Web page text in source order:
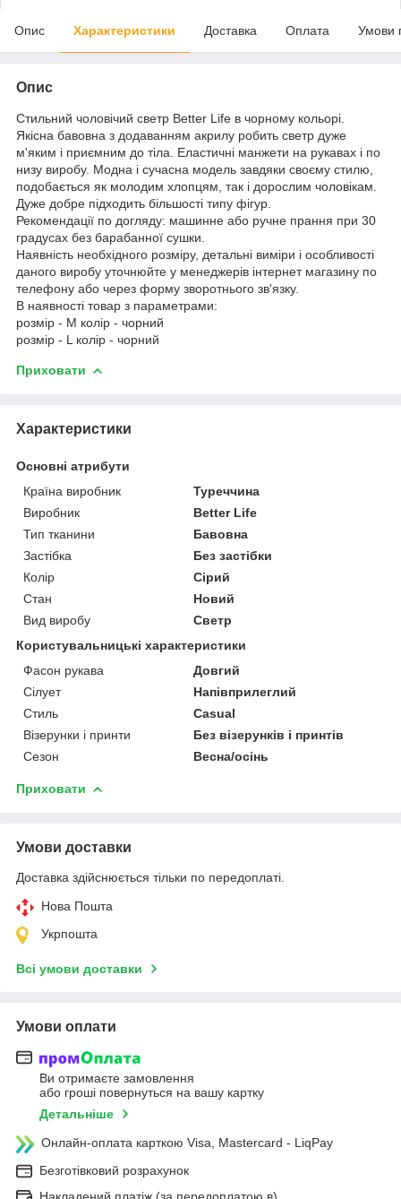
Опис Характеристики Доставка Оплата Умови
Опис
Стильний чоловічий светр Better Life в чорному кольорі.
Якісна бавовна з додаванням акрилу робить светр дуже
м'яким і приємним до тіла. Еластичні манжети на рукавах і по
низу виробу. Модна і сучасна модель завдяки своєму стилю,
подобається як молодим хлопцям, так і дорослим чоловікам.
Дуже добре підходить більшості типу фігур.
Рекомендації по догляду: машинне або ручне прання при 30
градусах без барабанної сушки.
Наявність необхідного розміру, детальні виміри і особливості
даного виробу уточнюйте у менеджерів інтернет магазину по
телефону або через форму зворотнього зв'язку.
В наявності товар з параметрами:
розмір - M колір - чорний
розмір - L колір - чорний
Приховати
Характеристики
Основні атрибути
Країна виробник
Туреччина
Виробник
Better Life
Тип тканини
Бавовна
Застібка
Без застібки
Колір
Сірий
Стан
Новий
Вид виробу
Светр
Користувальницькі характеристики
Фасон рукава
Довгий
Сілует
Напівприлеглий
Стиль
Casual
Візерунки і принти
Без візерунків і принтів
Сезон
Весна/осінь
Приховати
Умови доставки
Доставка здійснюється тільки по передоплаті.
Нова Пошта
Укрпошта
Всі умови доставки
Умови оплати
Ви отримаєте замовлення
або гроші повернуться на вашу картку
Детальніше
Онлайн-оплата карткою Visa, Mastercard - LiqPay
Безготівковий розрахунок